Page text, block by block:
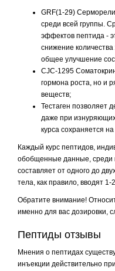
GRF(1-29)
среди всей группы.
эффектов пептида -
снижение
общее улучшение
CJC-1295
гормона роста, но и
веществ;
Тестаген позволяет
даже при
курса сохраняется
Каждый курс пептидов,
обобщенные данные, среди
составляет от одного до
тела, как правило, вводят 1-
Обратите внимание!
именно для вас дозировки,
Пептиды отзывы
Мнения о пептидах
инъекции действительно